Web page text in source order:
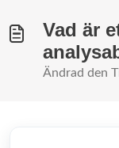
Vad är
Ändrad den